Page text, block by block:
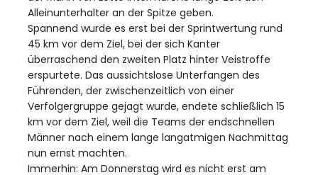
Alleinunterhalter an der Spitze geben.
Spannend wurde es erst bei der Sprintwertung rund
45 km vor dem Ziel, bei der sich Kanter
überraschend den zweiten Platz hinter Veistroffe
erspurtete. Das aussichtslose Unterfangen des
Führenden, der zwischenzeitlich von einer
Verfolgergruppe gejagt wurde, endete schließlich 15
km vor dem Ziel, weil die Teams der endschnellen
Männer nach einem lange langatmigen Nachmittag
nun ernst machten.
Immerhin: Am Donnerstag wird es nicht erst am